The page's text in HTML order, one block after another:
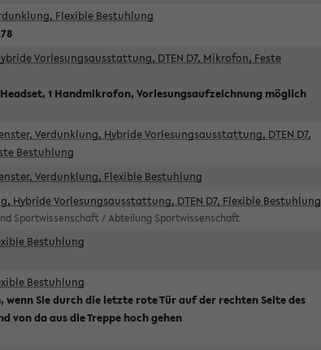
Flexible Bestuhlung
Vorlesungsausstattung, DTEN D7, Mikrofon, Feste
1 Handmikrofon, Vorlesungsaufzeichnung möglich
Verdunklung, Hybride Vorlesungsausstattung, DTEN D7,
Bestuhlung
Verdunklung, Flexible Bestuhlung
Hybride Vorlesungsausstattung, DTEN D7, Flexible Bestuhlung
Sportwissenschaft / Abteilung Sportwissenschaft
Bestuhlung
Bestuhlung
wenn Sie durch die letzte rote Tür auf der rechten Seite des
von da aus die Treppe hoch gehen